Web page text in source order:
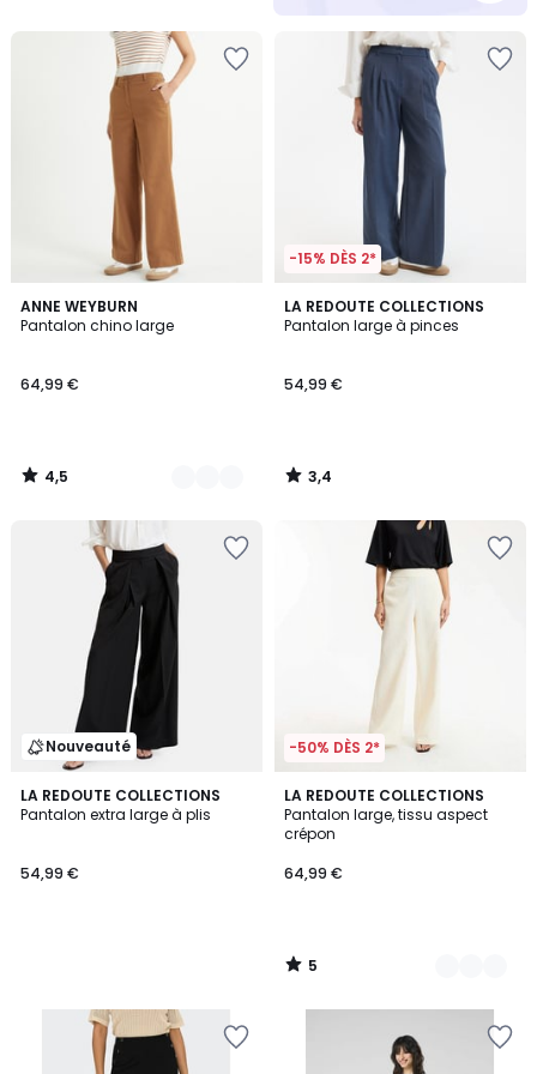
ANNE WEYBURN
Pantalon chino large
64,99 €
4,5
/ 5
2
Couleurs
4,5
/
-15% DÈS 2*
LA REDOUTE COLLECTIONS
Pantalon large à pinces
54,99 €
3,4
/ 5
3,4
/
Nouveauté
LA REDOUTE COLLECTIONS
Pantalon extra large à plis
54,99 €
-50% DÈS 2*
LA REDOUTE COLLECTIONS
Pantalon large, tissu aspect
crépon
64,99 €
5
/
5
2
Couleurs
5
/